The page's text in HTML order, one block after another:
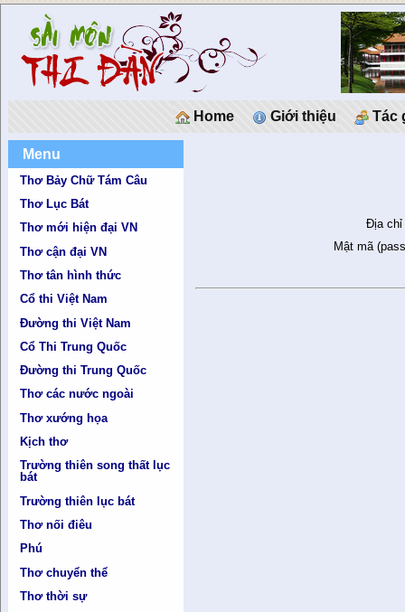
Home Giới thiệu Tác
Menu
Thơ Bảy Chữ Tám Câu
Thơ Lục Bát
Thơ mới hiện đại VN
Thơ cận đại VN
Thơ tân hình thức
Cổ thi Việt Nam
Đường thi Việt Nam
Cổ Thi Trung Quốc
Đường thi Trung Quốc
Thơ các nước ngoài
Thơ xướng họa
Kịch thơ
Trường thiên song thất lục
bát
Trường thiên lục bát
Thơ nối điêu
Phú
Thơ chuyển thể
Thơ thời sự
Địa chỉ
Mật mã